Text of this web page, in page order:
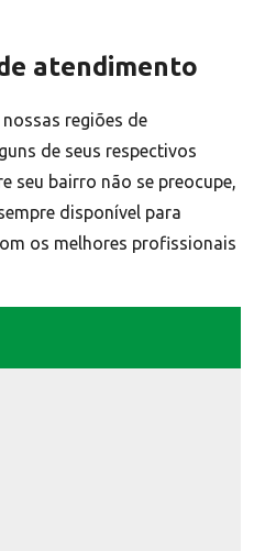
atendimento
regiões de
de seus respectivos
seu bairro não se preocupe,
disponível para
os melhores profissionais